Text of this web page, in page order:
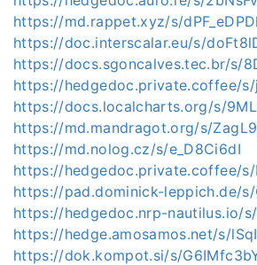
https://md.rappet.xyz/s/
https://doc.interscalar.eu/s/
https://docs.sgoncalves.tec.br/s/
https://hedgedoc.private.coffee/s/
https://docs.localcharts.org/s/
https://md.mandragot.org/s/
https://md.nolog.cz/s/e_D8Ci6dI
https://hedgedoc.private.coffee/s/
https://pad.dominick-leppich.de/s/
https://hedgedoc.nrp-nautilus.io/s/
https://hedge.amosamos.net/s/
https://dok.kompot.si/s/